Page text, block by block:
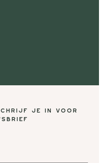
je in voor